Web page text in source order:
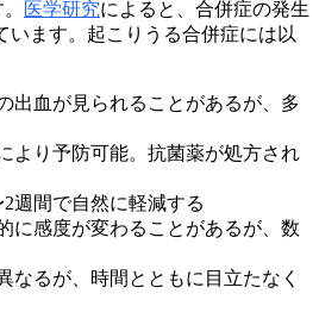
医学研究によると、合併症の発生
います。起こりうる合併症には以
出血が見られることがあるが、多
より予防可能。抗菌薬が処方され
2週間で自然に軽減する
に感度が変わることがあるが、数
なるが、時間とともに目立たなく